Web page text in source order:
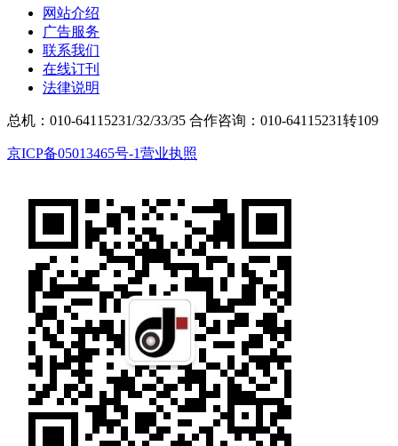
网站介绍
广告服务
联系我们
在线订刊
法律说明
总机：010-64115231/32/33/35 合作咨询：010-64115231转109
京ICP备05013465号-1营业执照